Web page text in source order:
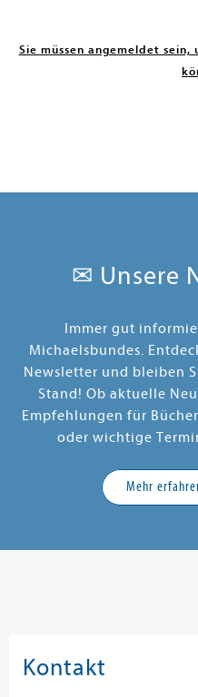
Sie müssen angemeldet
✉ Unsere
Immer gut
Michaelsbundes.
Newsletter und bleiben
Stand! Ob aktuelle
Empfehlungen für
oder wichtige
Mehr
Kontakt